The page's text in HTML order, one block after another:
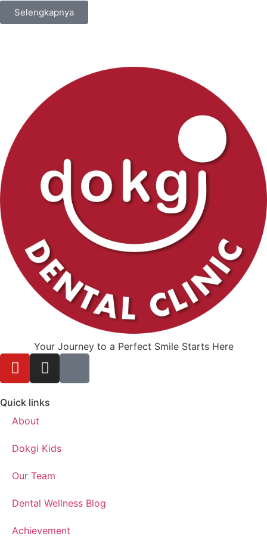
Selengkapnya
Your Journey to a Perfect Smile Starts Here
Quick links
About
Dokgi Kids
Our Team
Dental Wellness Blog
Achievement